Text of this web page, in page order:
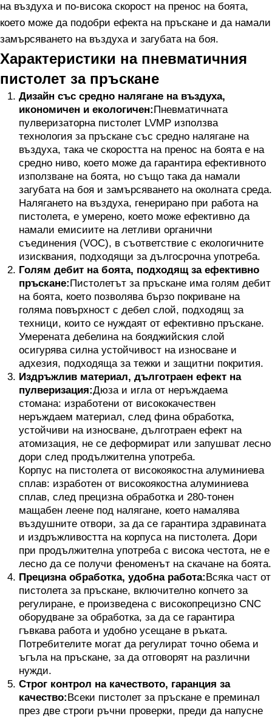
на въздуха и по-висока скорост на пренос на боята,
което може да подобри ефекта на пръскане и да намали
замърсяването на въздуха и загубата на боя.
Характеристики на пневматичния
пистолет за пръскане
Дизайн със средно налягане на въздуха,
икономичен и екологичен:Пневматичната
пулверизаторна пистолет LVMP използва
технология за пръскане със средно налягане на
въздуха, така че скоростта на пренос на боята е на
средно ниво, което може да гарантира ефективното
използване на боята, но също така да намали
загубата на боя и замърсяването на околната среда.
Налягането на въздуха, генерирано при работа на
пистолета, е умерено, което може ефективно да
намали емисиите на летливи органични
съединения (VOC), в съответствие с екологичните
изисквания, подходящи за дългосрочна употреба.
Голям дебит на боята, подходящ за ефективно
пръскане:Пистолетът за пръскане има голям дебит
на боята, което позволява бързо покриване на
голяма повърхност с дебел слой, подходящ за
техници, които се нуждаят от ефективно пръскане.
Умерената дебелина на бояджийския слой
осигурява силна устойчивост на износване и
адхезия, подходяща за тежки и защитни покрития.
Издръжлив материал, дълготраен ефект на
пулверизация:Дюза и игла от неръждаема
стомана: изработени от висококачествен
неръждаем материал, след фина обработка,
устойчиви на износване, дълготраен ефект на
атомизация, не се деформират или запушват лесно
дори след продължителна употреба.
Корпус на пистолета от високоякостна алуминиева
сплав: изработен от високоякостна алуминиева
сплав, след прецизна обработка и 280-тонен
мащабен леене под налягане, което намалява
въздушните отвори, за да се гарантира здравината
и издръжливостта на корпуса на пистолета. Дори
при продължителна употреба с висока честота, не е
лесно да се получи феноменът на скачане на боята.
Прецизна обработка, удобна работа:Всяка част от
пистолета за пръскане, включително копчето за
регулиране, е произведена с високопрецизно CNC
оборудване за обработка, за да се гарантира
гъвкава работа и удобно усещане в ръката.
Потребителите могат да регулират точно обема и
ъгъла на пръскане, за да отговорят на различни
нужди.
Строг контрол на качеството, гаранция за
качество:Всеки пистолет за пръскане е преминал
през две строги ръчни проверки, преди да напусне